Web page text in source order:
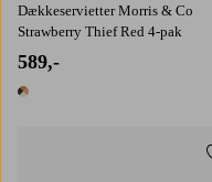
Dækkeservietter Morris & Co
Strawberry Thief Red 4-pak
589,-
1 farve